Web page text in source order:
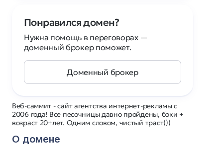
Веб-саммит - сайт агентства интернет-рекламы с
2006 года! Все песочницы давно пройдены, бэки +
возраст 20+лет. Одним словом, чистый траст)))
О домене
Понравился домен?
Нужна помощь в переговорах —
доменный брокер поможет.
Доменный брокер